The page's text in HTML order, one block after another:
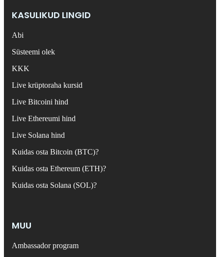
KASULIKUD LINGID
Abi
Süsteemi olek
KKK
Live krüptoraha kursid
Live Bitcoini hind
Live Ethereumi hind
Live Solana hind
Kuidas osta Bitcoin (BTC)?
Kuidas osta Ethereum (ETH)?
Kuidas osta Solana (SOL)?
MUU
Ambassador program